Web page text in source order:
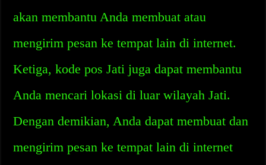
akan membantu Anda membuat atau
mengirim pesan ke tempat lain di internet.
Ketiga, kode pos Jati juga dapat membantu
Anda mencari lokasi di luar wilayah Jati.
Dengan demikian, Anda dapat membuat dan
mengirim pesan ke tempat lain di internet